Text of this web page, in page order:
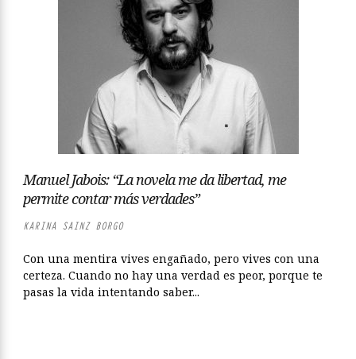
Manuel Jabois: “La novela me da libertad, me
permite contar más verdades”
KARINA SAINZ BORGO
Con una mentira vives engañado, pero vives con una
certeza. Cuando no hay una verdad es peor, porque te
pasas la vida intentando saber...